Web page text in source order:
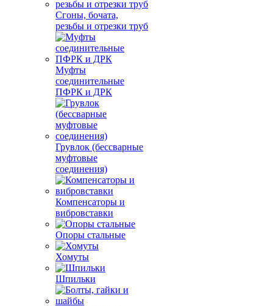
Сгоны, бочата,
резьбы и отрезки труб
Муфты
соединительные
ПФРК и ДРК
Грувлок (бессварные
муфтовые
соединения)
Компенсаторы и
вибровставки
Опоры стальные
Хомуты
Шпильки